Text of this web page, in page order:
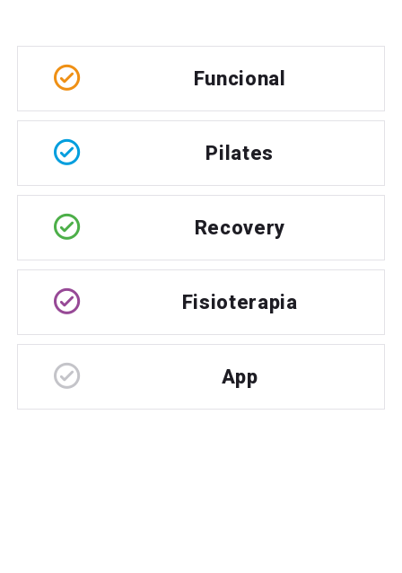
Funcional
Pilates
Recovery
Fisioterapia
App